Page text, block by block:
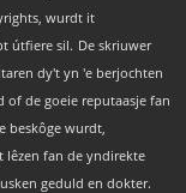
wurdt it
útfiere sil. De skriuwer
dy't yn 'e berjochten
of de goeie reputaasje fan
beskôge wurdt,
lêzen fan de yndirekte
geduld en dokter.